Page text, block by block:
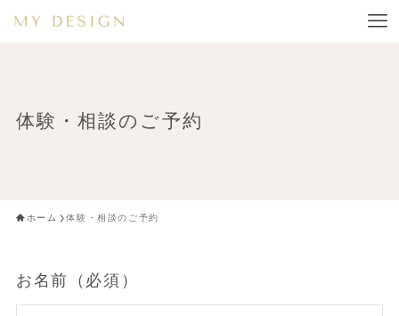
体験・相談のご予約
ホーム 体験・相談のご予約
お名前（必須）